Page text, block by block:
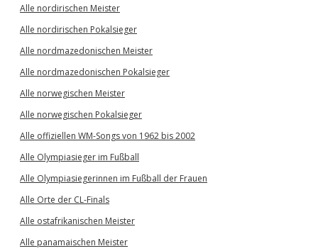
Alle nordirischen Meister
Alle nordirischen Pokalsieger
Alle nordmazedonischen Meister
Alle nordmazedonischen Pokalsieger
Alle norwegischen Meister
Alle norwegischen Pokalsieger
Alle offiziellen WM-Songs von 1962 bis 2002
Alle Olympiasieger im Fußball
Alle Olympiasiegerinnen im Fußball der Frauen
Alle Orte der CL-Finals
Alle ostafrikanischen Meister
Alle panamaischen Meister